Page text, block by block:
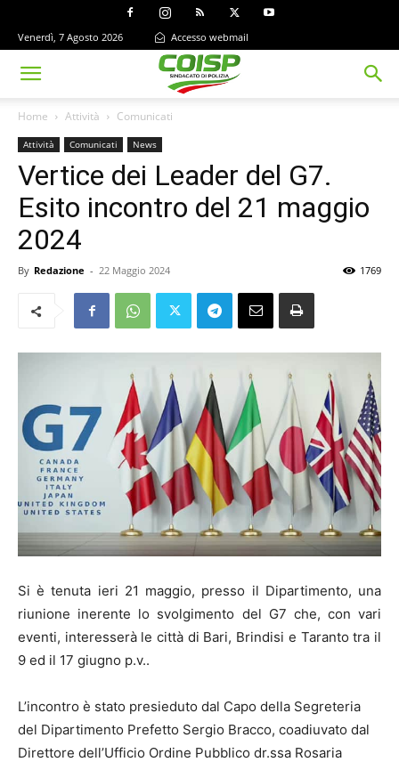
Venerdì, 7 Agosto 2026 Accesso webmail
Home Attività Comunicati
Attività Comunicati News
Vertice dei Leader del G7.
Esito incontro del 21 maggio
2024
By Redazione - 22 Maggio 2024 1769
Si è tenuta ieri 21 maggio, presso il Dipartimento, una
riunione inerente lo svolgimento del G7 che, con vari
eventi, interesserà le città di Bari, Brindisi e Taranto tra il
9 ed il 17 giugno p.v..
L’incontro è stato presieduto dal Capo della Segreteria
del Dipartimento Prefetto Sergio Bracco, coadiuvato dal
Direttore dell’Ufficio Ordine Pubblico dr.ssa Rosaria